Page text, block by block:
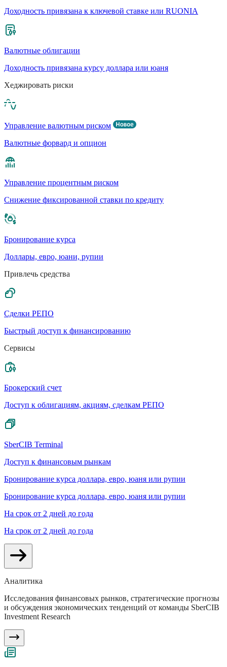
Доходность привязана к ключевой ставке или RUONIA
Валютные облигации
Доходность привязана курсу доллара или юаня
Хеджировать риски
Управление валютным риском
Валютные форвард и опцион
Управление процентным риском
Cнижение фиксированной ставки по кредиту
Бронирование курса
Доллары, евро, юани, рупии
Привлечь средства
Сделки РЕПО
Быстрый доступ к финансированию
Сервисы
Брокерский счет
Доступ к облигациям, акциям, сделкам РЕПО
SberCIB Terminal
Доступ к финансовым рынкам
Бронирование курса доллара, евро, юаня или рупии
Бронирование курса доллара, евро, юаня или рупии
На срок от 2 дней до года
На срок от 2 дней до года
Аналитика
Исследования финансовых рынков, стратегические прогнозы
и обсуждения экономических тенденций от команды SberCIB
Investment Research